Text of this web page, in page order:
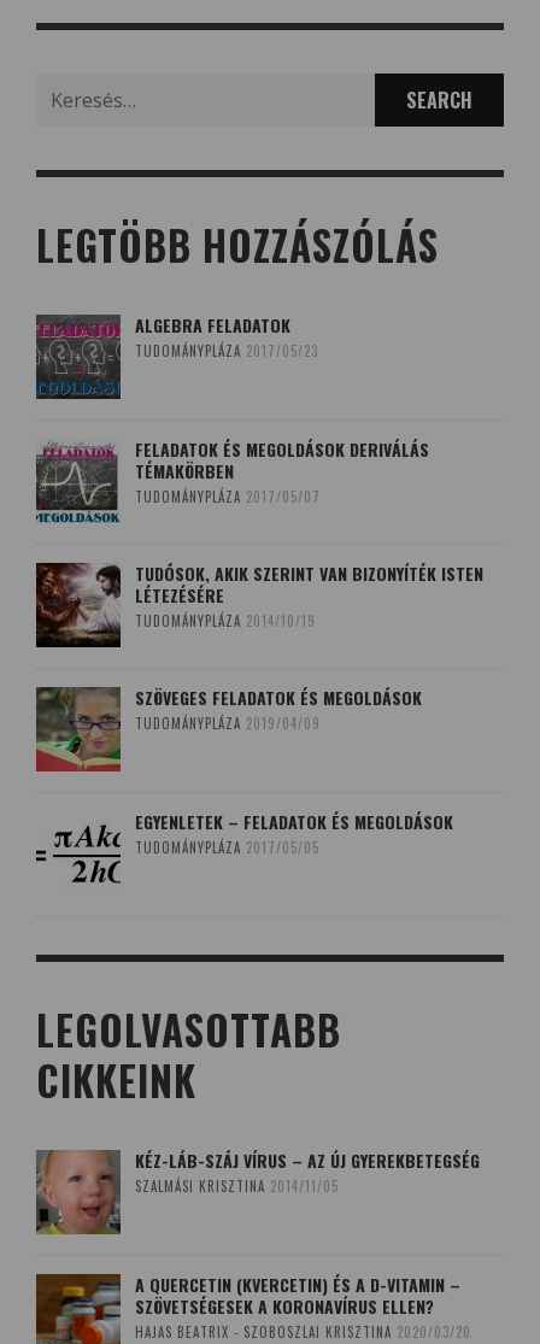
LEGTÖBB HOZZÁSZÓLÁS
ALGEBRA FELADATOK
TUDOMÁNYPLÁZA 2017/05/23
FELADATOK ÉS MEGOLDÁSOK DERIVÁLÁS
TÉMAKÖRBEN
TUDOMÁNYPLÁZA 2017/05/07
TUDÓSOK, AKIK SZERINT VAN BIZONYÍTÉK ISTEN
LÉTEZÉSÉRE
TUDOMÁNYPLÁZA 2014/10/19
SZÖVEGES FELADATOK ÉS MEGOLDÁSOK
TUDOMÁNYPLÁZA 2019/04/09
EGYENLETEK – FELADATOK ÉS MEGOLDÁSOK
TUDOMÁNYPLÁZA 2017/05/05
LEGOLVASOTTABB
CIKKEINK
KÉZ-LÁB-SZÁJ VÍRUS – AZ ÚJ GYEREKBETEGSÉG
SZALMÁSI KRISZTINA 2014/11/05
A QUERCETIN (KVERCETIN) ÉS A D-VITAMIN –
SZÖVETSÉGESEK A KORONAVÍRUS ELLEN?
HAJAS BEATRIX - SZOBOSZLAI KRISZTINA 2020/03/20